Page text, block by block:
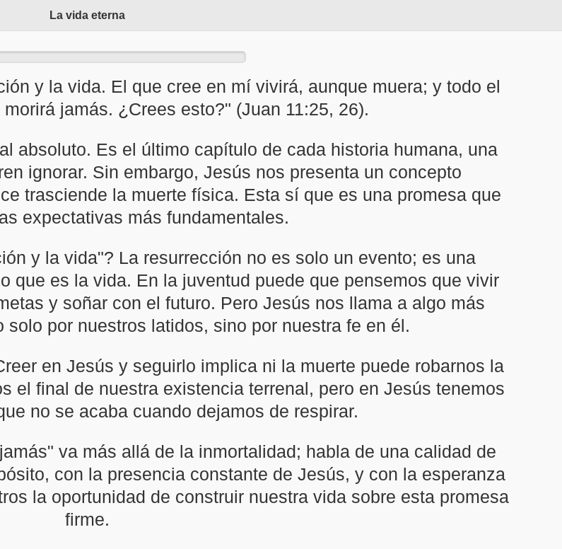
La vida eterna
y la vida. El que cree en mí vivirá, aunque muera; y todo el
jamás. ¿Crees esto?" (Juan 11:25, 26).
absoluto. Es el último capítulo de cada historia humana, una
ignorar. Sin embargo, Jesús nos presenta un concepto
trasciende la muerte física. Esta sí que es una promesa que
expectativas más fundamentales.
y la vida"? La resurrección no es solo un evento; es una
que es la vida. En la juventud puede que pensemos que vivir
y soñar con el futuro. Pero Jesús nos llama a algo más
por nuestros latidos, sino por nuestra fe en él.
en Jesús y seguirlo implica ni la muerte puede robarnos la
el final de nuestra existencia terrenal, pero en Jesús tenemos
no se acaba cuando dejamos de respirar.
va más allá de la inmortalidad; habla de una calidad de
con la presencia constante de Jesús, y con la esperanza
la oportunidad de construir nuestra vida sobre esta promesa
firme.